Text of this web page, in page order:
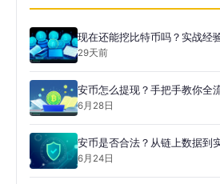
现在还能挖比特币吗？实战经
29天前
安币怎么提现？手把手教你全
6月28日
安币是否合法？从链上数据到
6月24日